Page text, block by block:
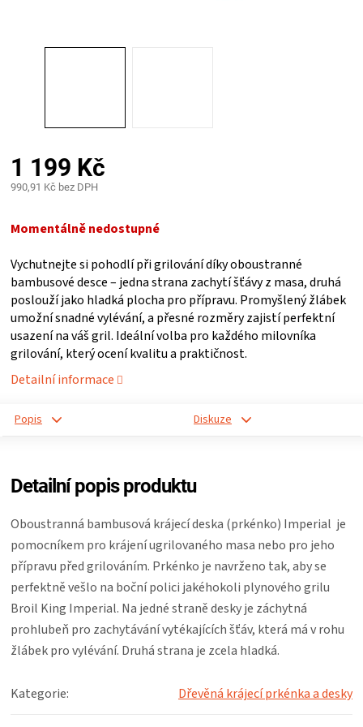
KOŘENÍ
OMÁČKY
NÁDOBÍ
VAKUOVAČKY
LEDNICE
NA
VENKOVNÍ
KUCHYNĚ
KNIHY
O
GRILOVÁNÍ
HAVAJSKÉ
1 199 Kč
990,91 Kč bez DPH
cena:
Momentálně nedostupné
Vychutnejte si pohodlí při grilování díky oboustranné
bambusové desce – jedna strana zachytí šťávy z masa, druhá
poslouží jako hladká plocha pro přípravu. Promyšlený žlábek
umožní snadné vylévání, a přesné rozměry zajistí perfektní
usazení na váš gril. Ideální volba pro každého milovníka
grilování, který ocení kvalitu a praktičnost.
Detailní informace
Popis Diskuze
Detailní popis produktu
Oboustranná bambusová krájecí deska (prkénko) Imperial je
pomocníkem pro krájení ugrilovaného masa nebo pro jeho
přípravu před grilováním. Prkénko je navrženo tak, aby se
perfektně vešlo na boční polici jakéhokoli plynového grilu
Broil King Imperial. Na jedné straně desky je záchytná
prohlubeň pro zachytávání vytékajících šťáv, která má v rohu
žlábek pro vylévání. Druhá strana je zcela hladká.
Kategorie: Dřevěná krájecí prkénka a desky